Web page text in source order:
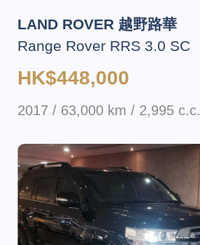
LAND ROVER 越野路華
Range Rover RRS 3.0 SC
HK$448,000
2017 / 63,000 km / 2,995 c.c.